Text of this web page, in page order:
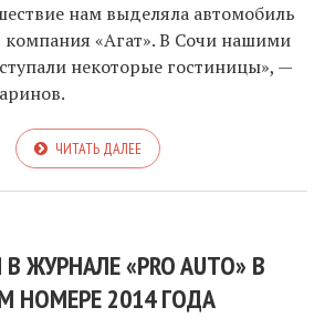
нам выделяла автомобиль
компания «Агат». В Сочи нашими
некоторые гостиницы», —
ЧИТАТЬ ДАЛЕЕ
ЖУРНАЛЕ «PRO AUTO» В
НОМЕРЕ 2014 ГОДА